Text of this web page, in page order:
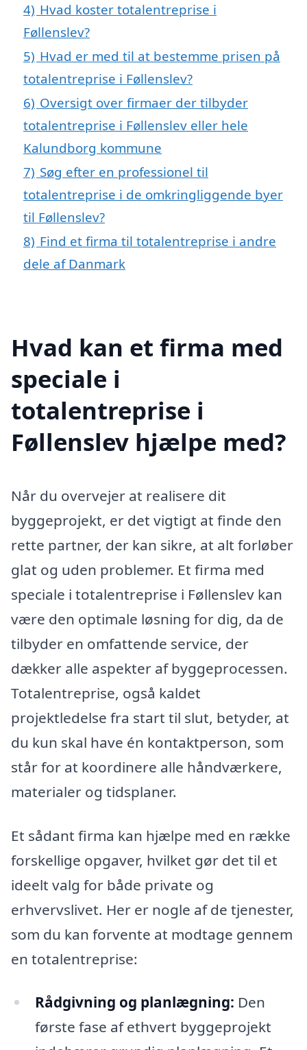
4) Hvad koster totalentreprise i
Føllenslev?
5) Hvad er med til at bestemme prisen på
totalentreprise i Føllenslev?
6) Oversigt over firmaer der tilbyder
totalentreprise i Føllenslev eller hele
Kalundborg kommune
7) Søg efter en professionel til
totalentreprise i de omkringliggende byer
til Føllenslev?
8) Find et firma til totalentreprise i andre
dele af Danmark
Hvad kan et firma med
speciale i
totalentreprise i
Føllenslev hjælpe med?
Når du overvejer at realisere dit
byggeprojekt, er det vigtigt at finde den
rette partner, der kan sikre, at alt forløber
glat og uden problemer. Et firma med
speciale i totalentreprise i Føllenslev kan
være den optimale løsning for dig, da de
tilbyder en omfattende service, der
dækker alle aspekter af byggeprocessen.
Totalentreprise, også kaldet
projektledelse fra start til slut, betyder, at
du kun skal have én kontaktperson, som
står for at koordinere alle håndværkere,
materialer og tidsplaner.
Et sådant firma kan hjælpe med en række
forskellige opgaver, hvilket gør det til et
ideelt valg for både private og
erhvervslivet. Her er nogle af de tjenester,
som du kan forvente at modtage gennem
en totalentreprise:
Rådgivning og planlægning: Den
første fase af ethvert byggeprojekt